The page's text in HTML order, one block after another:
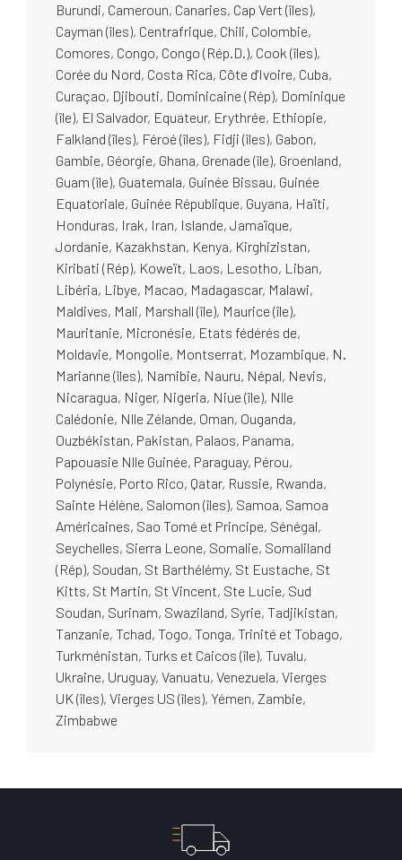
Burundi, Cameroun, Canaries, Cap Vert (îles),
Cayman (îles), Centrafrique, Chili, Colombie,
Comores, Congo, Congo (Rép.D.), Cook (îles),
Corée du Nord, Costa Rica, Côte d'Ivoire, Cuba,
Curaçao, Djibouti, Dominicaine (Rép), Dominique
(île), El Salvador, Equateur, Erythrée, Ethiopie,
Falkland (îles), Féroé (îles), Fidji (îles), Gabon,
Gambie, Géorgie, Ghana, Grenade (île), Groenland,
Guam (île), Guatemala, Guinée Bissau, Guinée
Equatoriale, Guinée République, Guyana, Haïti,
Honduras, Irak, Iran, Islande, Jamaïque,
Jordanie, Kazakhstan, Kenya, Kirghizistan,
Kiribati (Rép), Koweït, Laos, Lesotho, Liban,
Libéria, Libye, Macao, Madagascar, Malawi,
Maldives, Mali, Marshall (île), Maurice (île),
Mauritanie, Micronésie, Etats fédérés de,
Moldavie, Mongolie, Montserrat, Mozambique, N.
Marianne (îles), Namibie, Nauru, Népal, Nevis,
Nicaragua, Niger, Nigeria, Niue (île), Nlle
Calédonie, Nlle Zélande, Oman, Ouganda,
Ouzbékistan, Pakistan, Palaos, Panama,
Papouasie Nlle Guinée, Paraguay, Pérou,
Polynésie, Porto Rico, Qatar, Russie, Rwanda,
Sainte Hélène, Salomon (îles), Samoa, Samoa
Américaines, Sao Tomé et Principe, Sénégal,
Seychelles, Sierra Leone, Somalie, Somaliland
(Rép), Soudan, St Barthélémy, St Eustache, St
Kitts, St Martin, St Vincent, Ste Lucie, Sud
Soudan, Surinam, Swaziland, Syrie, Tadjikistan,
Tanzanie, Tchad, Togo, Tonga, Trinité et Tobago,
Turkménistan, Turks et Caicos (île), Tuvalu,
Ukraine, Uruguay, Vanuatu, Venezuela, Vierges
UK (îles), Vierges US (îles), Yémen, Zambie,
Zimbabwe